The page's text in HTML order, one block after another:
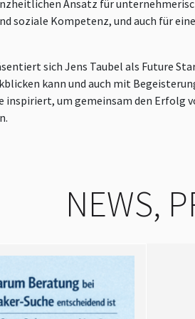
Ansatz für
soziale Kompetenz, und auch für
sich Jens Taubel als Future
kann und auch mit
inspiriert, um gemeinsam den Erfolg
NEWS,